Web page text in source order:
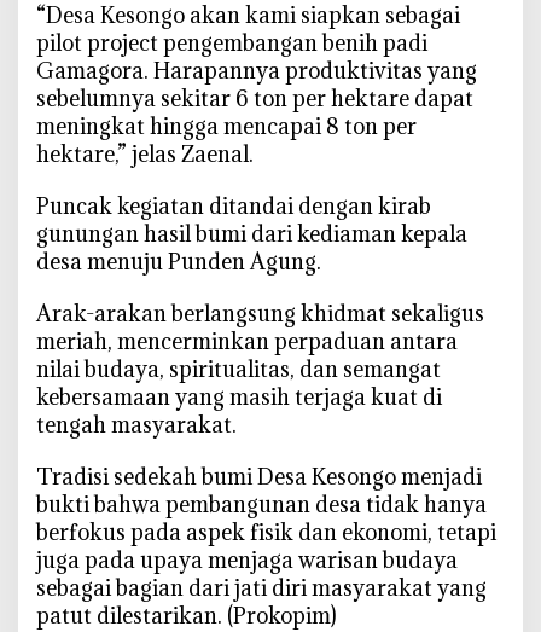
‎“Desa Kesongo akan kami siapkan sebagai
pilot project pengembangan benih padi
Gamagora. Harapannya produktivitas yang
sebelumnya sekitar 6 ton per hektare dapat
meningkat hingga mencapai 8 ton per
hektare,” jelas Zaenal.
‎Puncak kegiatan ditandai dengan kirab
gunungan hasil bumi dari kediaman kepala
desa menuju Punden Agung.
‎Arak-arakan berlangsung khidmat sekaligus
meriah, mencerminkan perpaduan antara
nilai budaya, spiritualitas, dan semangat
kebersamaan yang masih terjaga kuat di
tengah masyarakat.
‎Tradisi sedekah bumi Desa Kesongo menjadi
bukti bahwa pembangunan desa tidak hanya
berfokus pada aspek fisik dan ekonomi, tetapi
juga pada upaya menjaga warisan budaya
sebagai bagian dari jati diri masyarakat yang
patut dilestarikan. (Prokopim)